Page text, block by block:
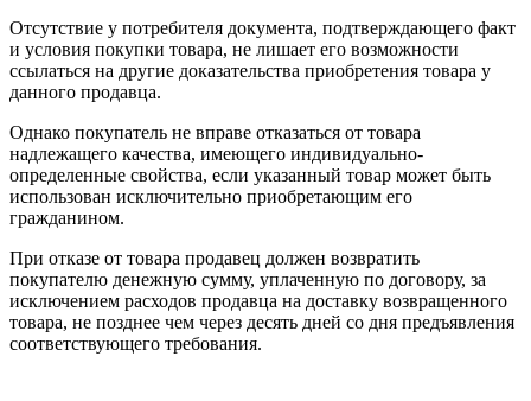
Отсутствие у потребителя документа, подтверждающего факт
и условия покупки товара, не лишает его возможности
ссылаться на другие доказательства приобретения товара у
данного продавца.
Однако покупатель не вправе отказаться от товара
надлежащего качества, имеющего индивидуально-
определенные свойства, если указанный товар может быть
использован исключительно приобретающим его
гражданином.
При отказе от товара продавец должен возвратить
покупателю денежную сумму, уплаченную по договору, за
исключением расходов продавца на доставку возвращенного
товара, не позднее чем через десять дней со дня предъявления
соответствующего требования.